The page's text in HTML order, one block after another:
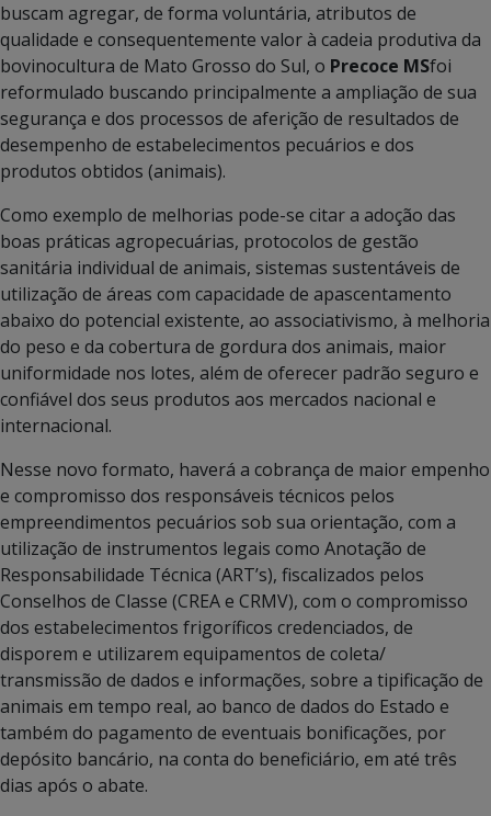
buscam agregar, de forma voluntária, atributos de
qualidade e consequentemente valor à cadeia produtiva da
bovinocultura de Mato Grosso do Sul, o Precoce MSfoi
reformulado buscando principalmente a ampliação de sua
segurança e dos processos de aferição de resultados de
desempenho de estabelecimentos pecuários e dos
produtos obtidos (animais).
Como exemplo de melhorias pode-se citar a adoção das
boas práticas agropecuárias, protocolos de gestão
sanitária individual de animais, sistemas sustentáveis de
utilização de áreas com capacidade de apascentamento
abaixo do potencial existente, ao associativismo, à melhoria
do peso e da cobertura de gordura dos animais, maior
uniformidade nos lotes, além de oferecer padrão seguro e
confiável dos seus produtos aos mercados nacional e
internacional.
Nesse novo formato, haverá a cobrança de maior empenho
e compromisso dos responsáveis técnicos pelos
empreendimentos pecuários sob sua orientação, com a
utilização de instrumentos legais como Anotação de
Responsabilidade Técnica (ART’s), fiscalizados pelos
Conselhos de Classe (CREA e CRMV), com o compromisso
dos estabelecimentos frigoríficos credenciados, de
disporem e utilizarem equipamentos de coleta/
transmissão de dados e informações, sobre a tipificação de
animais em tempo real, ao banco de dados do Estado e
também do pagamento de eventuais bonificações, por
depósito bancário, na conta do beneficiário, em até três
dias após o abate.